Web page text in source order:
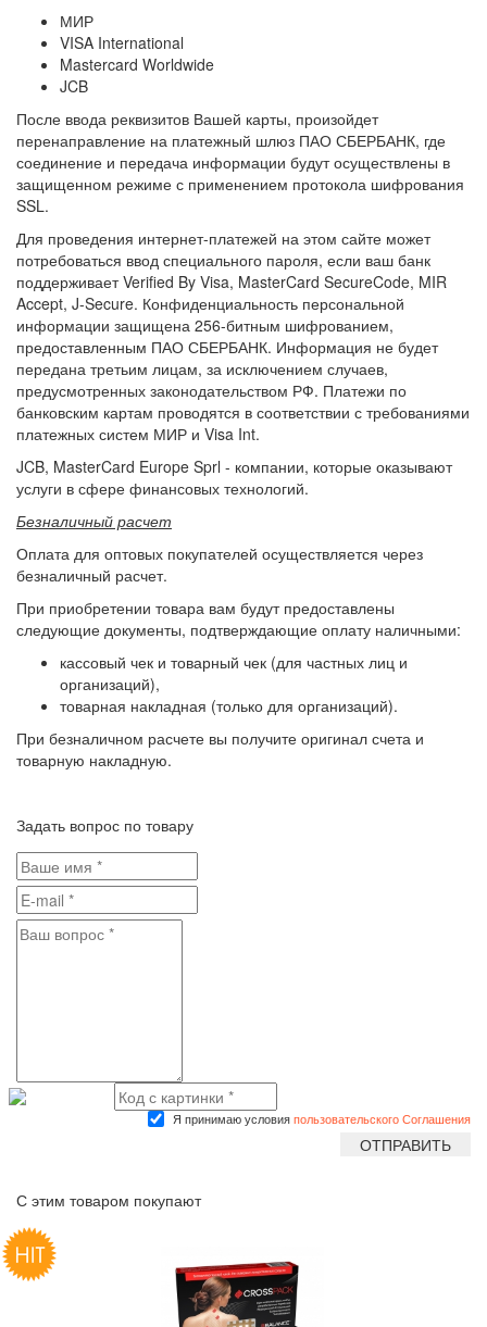
МИР
VISA International
Mastercard Worldwide
JCB
После ввода реквизитов Вашей карты, произойдет
перенаправление на платежный шлюз ПАО СБЕРБАНК, где
соединение и передача информации будут осуществлены в
защищенном режиме с применением протокола шифрования
SSL.
Для проведения интернет-платежей на этом сайте может
потребоваться ввод специального пароля, если ваш банк
поддерживает Verified By Visa, MasterCard SecureCode, MIR
Accept, J-Secure. Конфиденциальность персональной
информации защищена 256-битным шифрованием,
предоставленным ПАО СБЕРБАНК. Информация не будет
передана третьим лицам, за исключением случаев,
предусмотренных законодательством РФ. Платежи по
банковским картам проводятся в соответствии с требованиями
платежных систем МИР и Visa Int.
JCB, MasterCard Europe Sprl - компании, которые оказывают
услуги в сфере финансовых технологий.
Безналичный расчет
Оплата для оптовых покупателей осуществляется через
безналичный расчет.
При приобретении товара вам будут предоставлены
следующие документы, подтверждающие оплату наличными:
кассовый чек и товарный чек (для частных лиц и
организаций),
товарная накладная (только для организаций).
При безналичном расчете вы получите оригинал счета и
товарную накладную.
Задать вопрос по товару
Я принимаю условияпользовательского Соглашения
С этим товаром покупают